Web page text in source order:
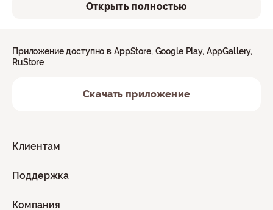
Открыть полностью
Клиентам
Поддержка
Компания
Приложение доступно в AppStore, Google Play, AppGallery,
RuStore
Скачать приложение